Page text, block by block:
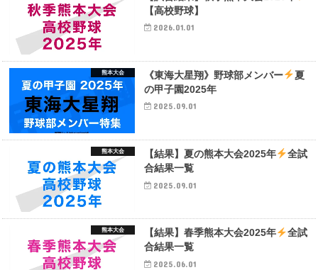
【高校野球】
2026.01.01
熊本大会 《東海大星翔》野球部メンバー
夏
の甲子園2025年
2025.09.01
熊本大会 【結果】夏の熊本大会2025年
全試
合結果一覧
2025.09.01
熊本大会 【結果】春季熊本大会2025年
全試
合結果一覧
2025.06.01